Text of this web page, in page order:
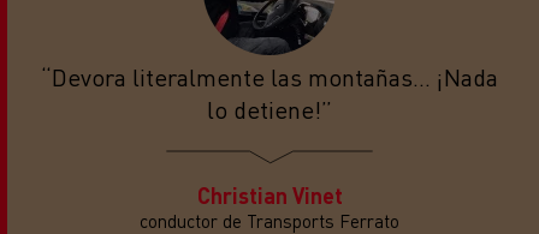
“Devora literalmente las montañas... ¡Nada
lo detiene!”
Christian Vinet
conductor de Transports Ferrato